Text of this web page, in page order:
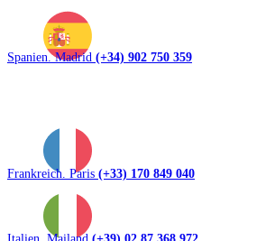
Spanien. Madrid (+34) 902 750 359
Frankreich. Paris (+33) 170 849 040